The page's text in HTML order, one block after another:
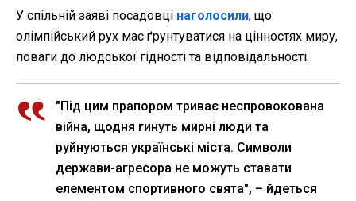
У спільній заяві посадовці наголосили, що
олімпійський рух має ґрунтуватися на цінностях миру,
поваги до людської гідності та відповідальності.
"Під цим прапором триває неспровокована
війна, щодня гинуть мирні люди та
руйнуються українські міста. Символи
держави-агресора не можуть ставати
елементом спортивного свята", – йдеться